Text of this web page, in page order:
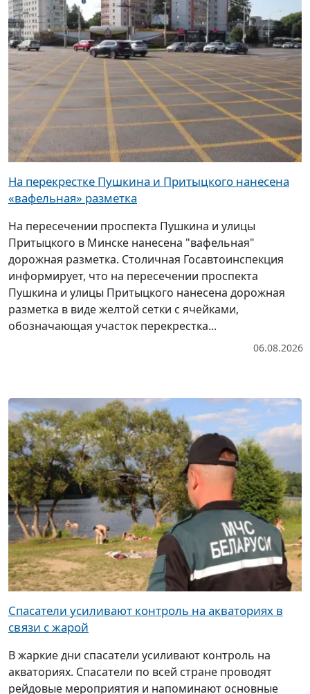
На перекрестке Пушкина и Притыцкого нанесена
«вафельная» разметка
На пересечении проспекта Пушкина и улицы
Притыцкого в Минске нанесена "вафельная"
дорожная разметка. Столичная Госавтоинспекция
информирует, что на пересечении проспекта
Пушкина и улицы Притыцкого нанесена дорожная
разметка в виде желтой сетки с ячейками,
обозначающая участок перекрестка...
06.08.2026
Спасатели усиливают контроль на акваториях в
связи с жарой
В жаркие дни спасатели усиливают контроль на
акваториях. Спасатели по всей стране проводят
рейдовые мероприятия и напоминают основные